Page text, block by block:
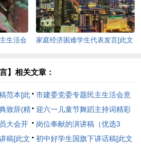
生活会
家庭经济困难学生代表发言[此文
】相关文章：
范本[此
市建委党委专题民主生活会意
见表(精选多篇)[此文共1866字]
致辞(精
迎六一儿童节舞蹈主持词精彩
[此文共3331字]
大会开
字]
岗位奉献的演讲稿（优选3
篇）[此文共2540字]
稿[此文 初中好学生国旗下讲话稿[此文